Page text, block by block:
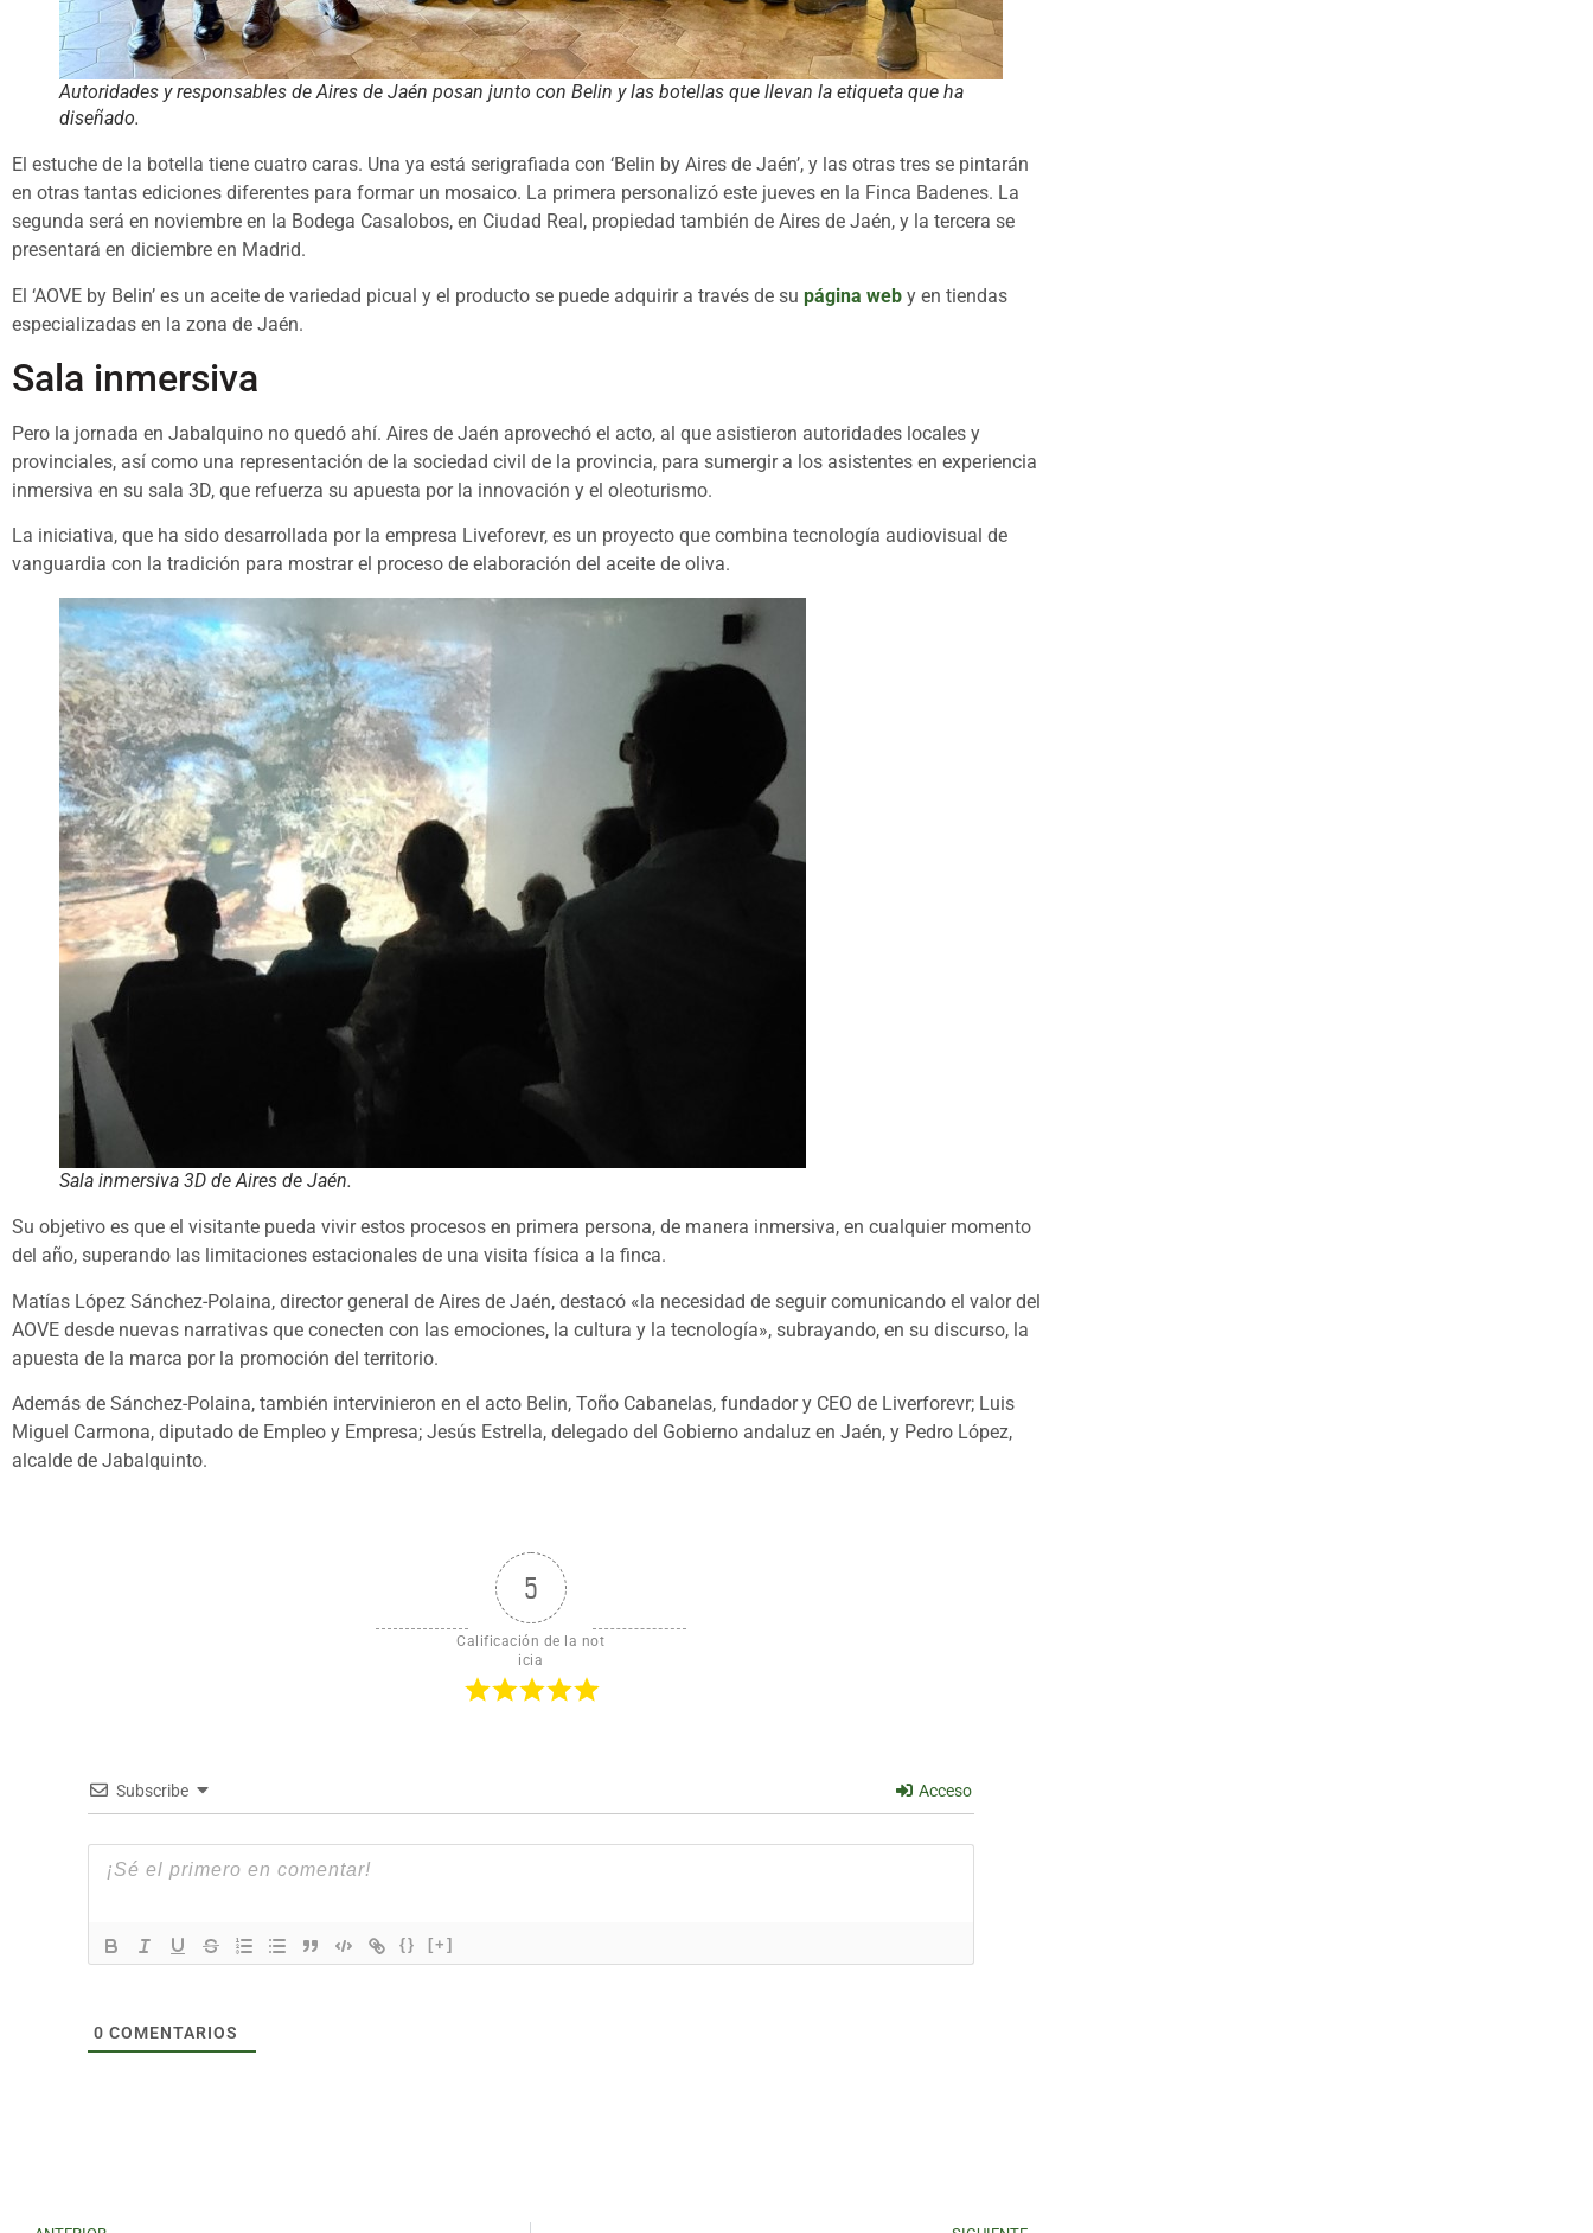
Autoridades y responsables de Aires de Jaén posan junto con Belin y las botellas que llevan la etiqueta que ha
diseñado.
El estuche de la botella tiene cuatro caras. Una ya está serigrafiada con ‘Belin by Aires de Jaén’, y las otras tres se pintarán
en otras tantas ediciones diferentes para formar un mosaico. La primera personalizó este jueves en la Finca Badenes. La
segunda será en noviembre en la Bodega Casalobos, en Ciudad Real, propiedad también de Aires de Jaén, y la tercera se
presentará en diciembre en Madrid.
El ‘AOVE by Belin’ es un aceite de variedad picual y el producto se puede adquirir a través de su página web y en tiendas
especializadas en la zona de Jaén.
Sala inmersiva
Pero la jornada en Jabalquino no quedó ahí. Aires de Jaén aprovechó el acto, al que asistieron autoridades locales y
provinciales, así como una representación de la sociedad civil de la provincia, para sumergir a los asistentes en experiencia
inmersiva en su sala 3D, que refuerza su apuesta por la innovación y el oleoturismo.
La iniciativa, que ha sido desarrollada por la empresa Liveforevr, es un proyecto que combina tecnología audiovisual de
vanguardia con la tradición para mostrar el proceso de elaboración del aceite de oliva.
Sala inmersiva 3D de Aires de Jaén.
Su objetivo es que el visitante pueda vivir estos procesos en primera persona, de manera inmersiva, en cualquier momento
del año, superando las limitaciones estacionales de una visita física a la finca.
Matías López Sánchez-Polaina, director general de Aires de Jaén, destacó «la necesidad de seguir comunicando el valor del
AOVE desde nuevas narrativas que conecten con las emociones, la cultura y la tecnología», subrayando, en su discurso, la
apuesta de la marca por la promoción del territorio.
Además de Sánchez-Polaina, también intervinieron en el acto Belin, Toño Cabanelas, fundador y CEO de Liverforevr; Luis
Miguel Carmona, diputado de Empleo y Empresa; Jesús Estrella, delegado del Gobierno andaluz en Jaén, y Pedro López,
alcalde de Jabalquinto.
5
Calificación de la not
icia
Subscribe Acceso
{} [+]
0 COMENTARIOS